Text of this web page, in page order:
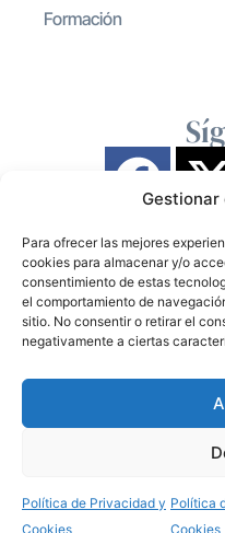
Para ofrecer las mejores
cookies para almacenar y/o
consentimiento de estas
el comportamiento de
sitio. No consentir o retirar el
negativamente a ciertas
Política de Privacidad y
Cookies
Política
Cookies
Formación